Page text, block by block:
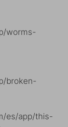
worms-
broken-
es/app/this-